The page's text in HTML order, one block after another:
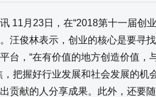
讯 11月23日，在“2018第十一届创
汪俊林表示，创业的核心是要寻
台，“在有价值的地方创造价值
，把握好行业发展和社会发展的
贡献的人分享成果。此外，还要